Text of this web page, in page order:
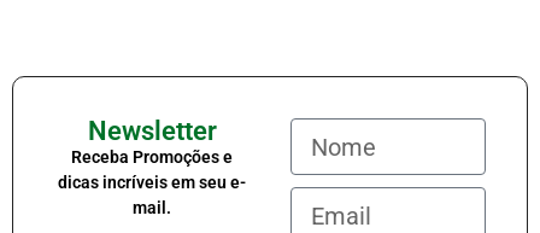
Newsletter
Receba Promoções e
dicas incríveis em seu e-
mail.